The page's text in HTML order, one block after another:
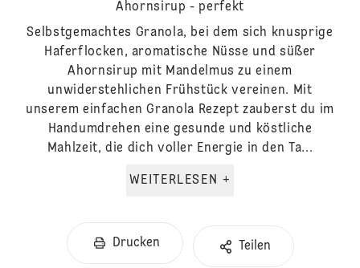
Ahornsirup - perfekt
Selbstgemachtes Granola, bei dem sich knusprige
Haferflocken, aromatische Nüsse und süßer
Ahornsirup mit Mandelmus zu einem
unwiderstehlichen Frühstück vereinen. Mit
unserem einfachen Granola Rezept zauberst du im
Handumdrehen eine gesunde und köstliche
Mahlzeit, die dich voller Energie in den Ta...
WEITERLESEN +
Drucken Teilen